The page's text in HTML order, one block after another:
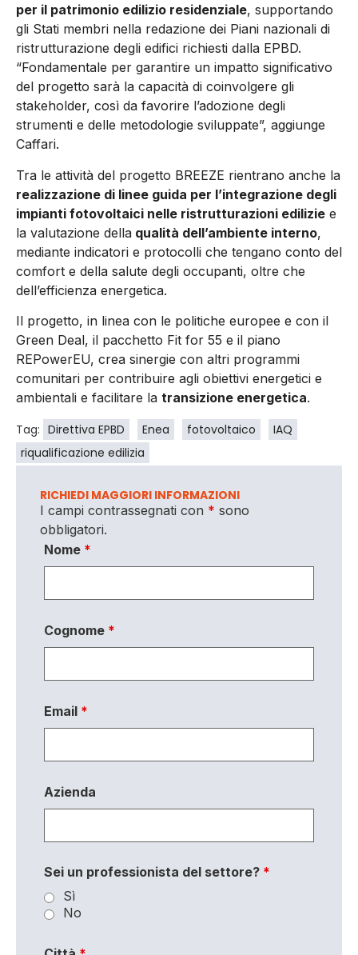
per il patrimonio edilizio residenziale, supportando
gli Stati membri nella redazione dei Piani nazionali di
ristrutturazione degli edifici richiesti dalla EPBD.
“Fondamentale per garantire un impatto significativo
del progetto sarà la capacità di coinvolgere gli
stakeholder, così da favorire l’adozione degli
strumenti e delle metodologie sviluppate”, aggiunge
Caffari.
Tra le attività del progetto BREEZE rientrano anche la
realizzazione di linee guida per l’integrazione degli
impianti fotovoltaici nelle ristrutturazioni edilizie e
la valutazione della qualità dell’ambiente interno,
mediante indicatori e protocolli che tengano conto del
comfort e della salute degli occupanti, oltre che
dell’efficienza energetica.
Il progetto, in linea con le politiche europee e con il
Green Deal, il pacchetto Fit for 55 e il piano
REPowerEU, crea sinergie con altri programmi
comunitari per contribuire agli obiettivi energetici e
ambientali e facilitare la transizione energetica.
Tag: Direttiva EPBD Enea fotovoltaico
IAQ
riqualificazione edilizia
RICHIEDI MAGGIORI INFORMAZIONI
I campi contrassegnati con * sono
obbligatori.
Nome *
Cognome *
Email *
Azienda
Sei un professionista del settore? *
Sì
No